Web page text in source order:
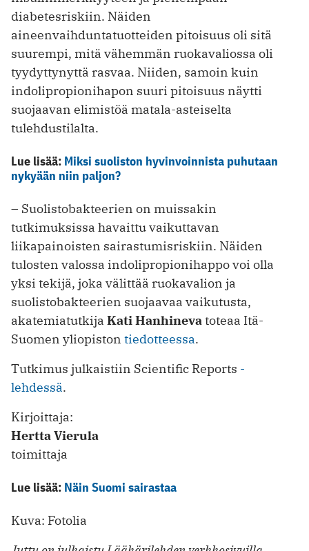
diabetesriskiin. Näiden
aineenvaihduntatuotteiden pitoisuus oli sitä
suurempi, mitä vähemmän ruokavaliossa oli
tyydyttynyttä rasvaa. Niiden, samoin kuin
indolipropionihapon suuri pitoisuus näytti
suojaavan elimistöä matala-asteiselta
tulehdustilalta.
Lue lisää: Miksi suoliston hyvinvoinnista puhutaan
nykyään niin paljon?
– Suolistobakteerien on muissakin
tutkimuksissa havaittu vaikuttavan
liikapainoisten sairastumisriskiin. Näiden
tulosten valossa indolipropionihappo voi olla
yksi tekijä, joka välittää ruokavalion ja
suolistobakteerien suojaavaa vaikutusta,
akatemiatutkija Kati Hanhinevatoteaa Itä-
Suomen yliopiston tiedotteessa.
Tutkimus julkaistiin Scientific Reports -
lehdessä.
Kirjoittaja:
Hertta Vierula
toimittaja
Lue lisää: Näin Suomi sairastaa
Kuva: Fotolia